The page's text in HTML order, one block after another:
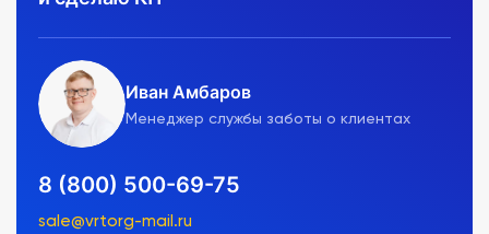
Иван Амбаров
Менеджер службы заботы о клиентах
8 (800) 500-69-75
sale@vrtorg-mail.ru